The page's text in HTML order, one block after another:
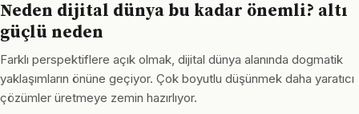
Neden dijital dünya bu kadar önemli? altı
güçlü neden
Farklı perspektiflere açık olmak, dijital dünya alanında dogmatik
yaklaşımların önüne geçiyor. Çok boyutlu düşünmek daha yaratıcı
çözümler üretmeye zemin hazırlıyor.